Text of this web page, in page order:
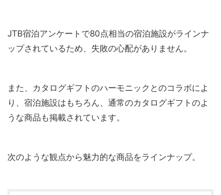
JTB宿泊アンケートで80点相当の宿泊施設がラインナ
ップされているため、失敗の心配がありません。
また、カタログギフトのハーモニックとのコラボによ
り、宿泊施設はもちろん、通常のカタログギフトのよ
うな商品も掲載されています。
次のような観点から魅力的な商品をラインナップ。